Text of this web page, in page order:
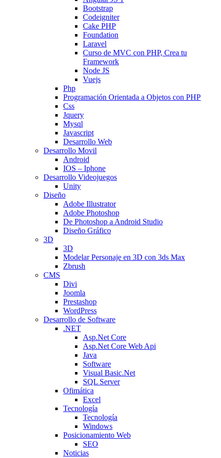
Bootstrap
Codeigniter
Cake PHP
Foundation
Laravel
Curso de MVC con PHP, Crea tu
Framework
Node JS
Vuejs
Php
Programación Orientada a Objetos con PHP
Css
Jquery
Mysql
Javascript
Desarrollo Web
Desarrollo Movil
Android
IOS – Iphone
Desarrollo Videojuegos
Unity
Diseño
Adobe Illustrator
Adobe Photoshop
De Photoshop a Android Studio
Diseño Gráfico
3D
3D
Modelar Personaje en 3D con 3ds Max
Zbrush
CMS
Divi
Joomla
Prestashop
WordPress
Desarrollo de Software
.NET
Asp.Net Core
Asp.Net Core Web Api
Java
Software
Visual Basic.Net
SQL Server
Ofimática
Excel
Tecnología
Tecnología
Windows
Posicionamiento Web
SEO
Noticias